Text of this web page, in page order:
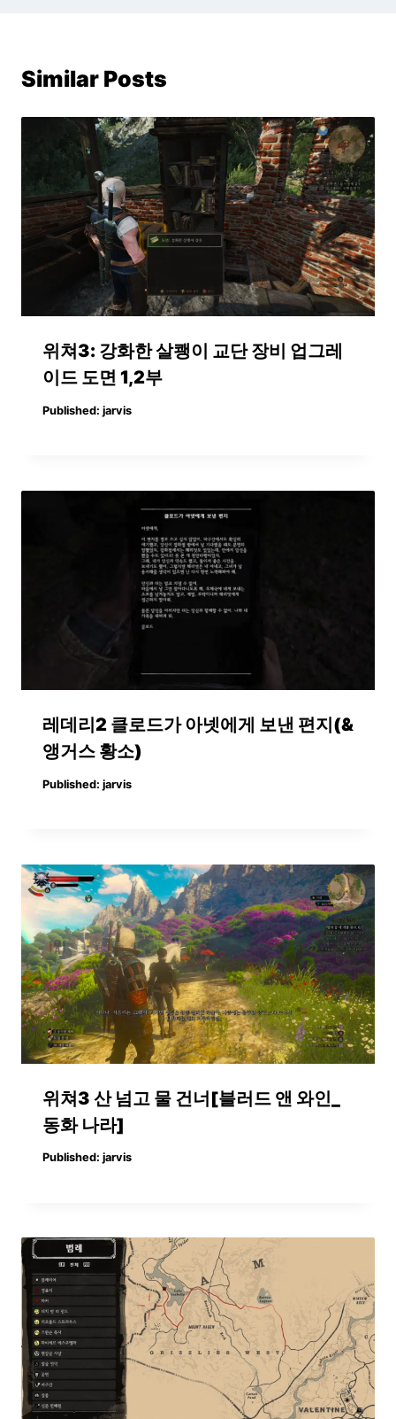
Similar Posts
위쳐3: 강화한 살쾡이 교단 장비 업그레
이드 도면 1,2부
Published: jarvis
레데리2 클로드가 아넷에게 보낸 편지(&
앵거스 황소)
Published: jarvis
위쳐3 산 넘고 물 건너[블러드 앤 와인_
동화 나라]
Published: jarvis